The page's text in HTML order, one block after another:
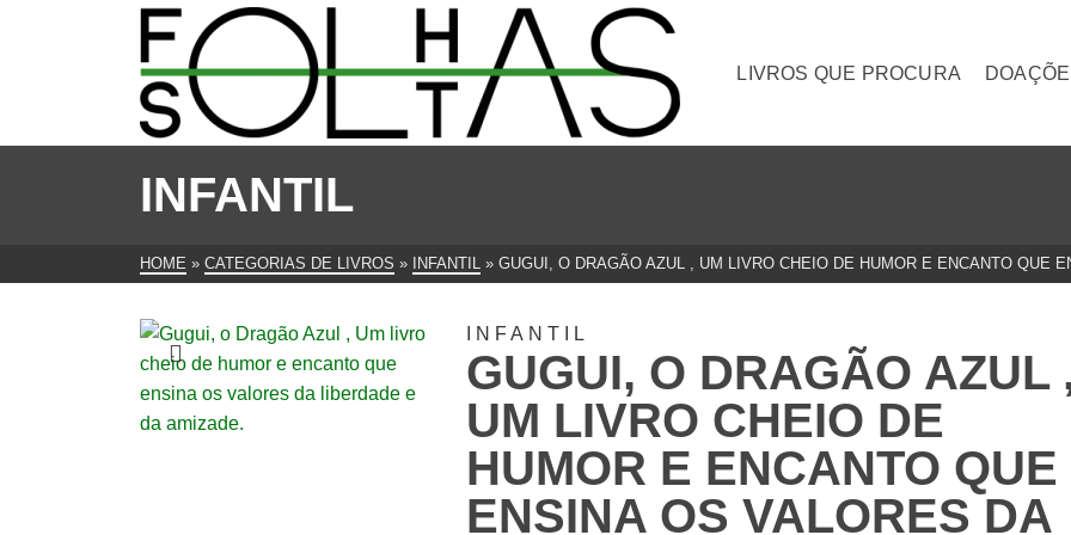
LIVROS QUE PROCURA
INFANTIL
HOME » CATEGORIAS DE LIVROS » INFANTIL » GUGUI, O DRAGÃO AZUL , UM LIVRO CHEIO DE HUMOR E ENCANTO QUE
INFANTIL
GUGUI, O DRAGÃO AZUL
UM LIVRO CHEIO DE
HUMOR E ENCANTO QUE
ENSINA OS VALORES DA